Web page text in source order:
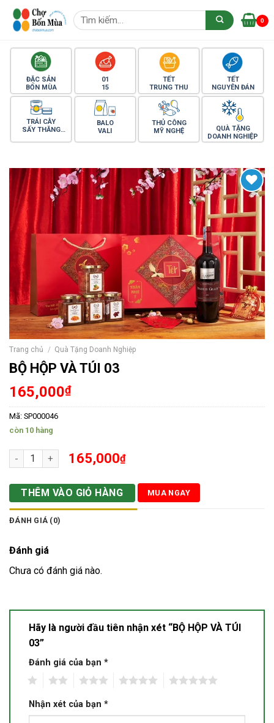
Skip
Tìm
kiếm:
0
ĐẶC SẢN
BỐN MÙA
01
15
TẾT
TRUNG THU
TẾT
NGUYÊN ĐÁN
TRÁI CÂY
SẤY THĂNG
BALO
VALI
THỦ CÔNG
MỸ NGHỆ
QUÀ TẶNG
DOANH NGHIỆP
Yêu thích
Trang chủ / Quà Tặng Doanh Nghiệp
BỘ HỘP VÀ TÚI 03
165,000₫
Mã: SP000046
còn 10 hàng
BỘ HỘP VÀ TÚI 03 số lượng
165,000₫
THÊM VÀO GIỎ HÀNG MUA NGAY
ĐÁNH GIÁ (0)
Đánh giá
Chưa có đánh giá nào.
Hãy là người đầu tiên nhận xét “BỘ HỘP VÀ TÚI
03”
Đánh giá của bạn *
Nhận xét của bạn *